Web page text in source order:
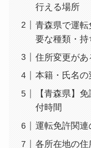
行える場所
青森県で運
要な種類・持
住所変更があ
本籍・氏名の
【青森県】
付時間
運転免許関
各所在地の